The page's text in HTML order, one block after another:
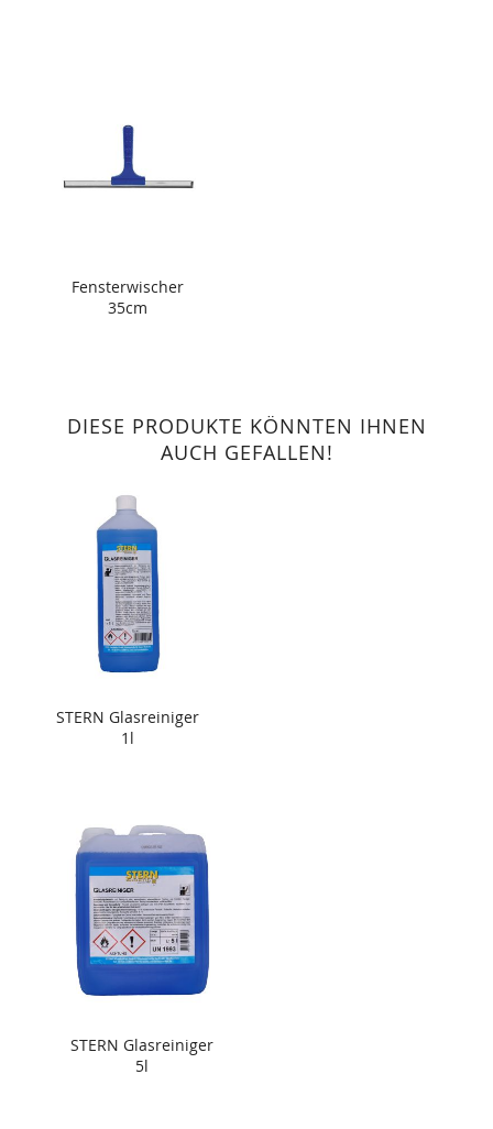
Fensterwischer
35cm
DIESE PRODUKTE KÖNNTEN IHNEN
AUCH GEFALLEN!
STERN Glasreiniger
1l
STERN Glasreiniger
5l